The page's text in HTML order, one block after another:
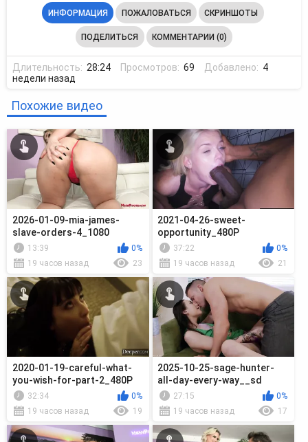
ИНФОРМАЦИЯ ПОЖАЛОВАТЬСЯ СКРИНШОТЫ
ПОДЕЛИТЬСЯ КОММЕНТАРИИ (0)
Длительность: 28:24 Просмотров: 69 Добавлено: 4
недели назад
Похожие видео
2026-01-09-mia-james-
slave-orders-4_1080
13:39
0%
19 часов назад
23
2021-04-26-sweet-
opportunity_480P
37:22
0%
19 часов назад
21
2020-01-19-careful-what-
you-wish-for-part-2_480P
32:34
0%
19 часов назад
19
2025-10-25-sage-hunter-
all-day-every-way__sd
27:15
0%
19 часов назад
17